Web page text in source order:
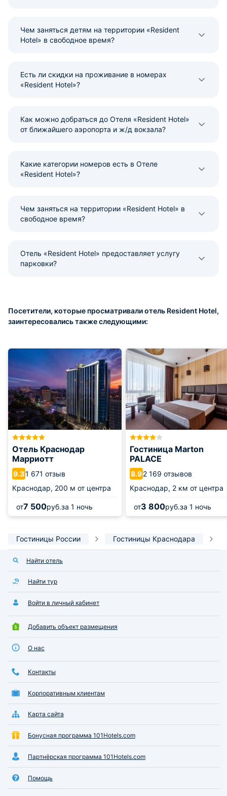
Чем заняться детям на территории «Resident
Hotel» в свободное время?
Есть ли скидки на проживание в номерах
«Resident Hotel»?
Как можно добраться до Отеля «Resident Hotel»
от ближайшего аэропорта и ж/д вокзала?
Какие категории номеров есть в Отеле
«Resident Hotel»?
Чем заняться на территории «Resident Hotel» в
свободное время?
Отель «Resident Hotel» предоставляет услугу
парковки?
Посетители, которые просматривали отель Resident Hotel,
заинтересовались также следующими:
Отель Краснодар
Марриотт
9.31 671 отзыв
Краснодар, 200 м от центра
от7 500руб.за 1 ночь
Гостиница Marton
PALACE
8.92 169 отзывов
Краснодар, 2 км от центра
от3 800руб.за 1 ночь
Гостиницы России Гостиницы Краснодара
Найти отель
Найти тур
Войти в личный кабинет
Добавить объект размещения
О нас
Контакты
Корпоративным клиентам
Карта сайта
Бонусная программа 101Hotels.com
Партнёрская программа 101Hotels.com
Помощь